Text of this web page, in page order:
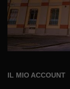
IL MIO ACCOUNT